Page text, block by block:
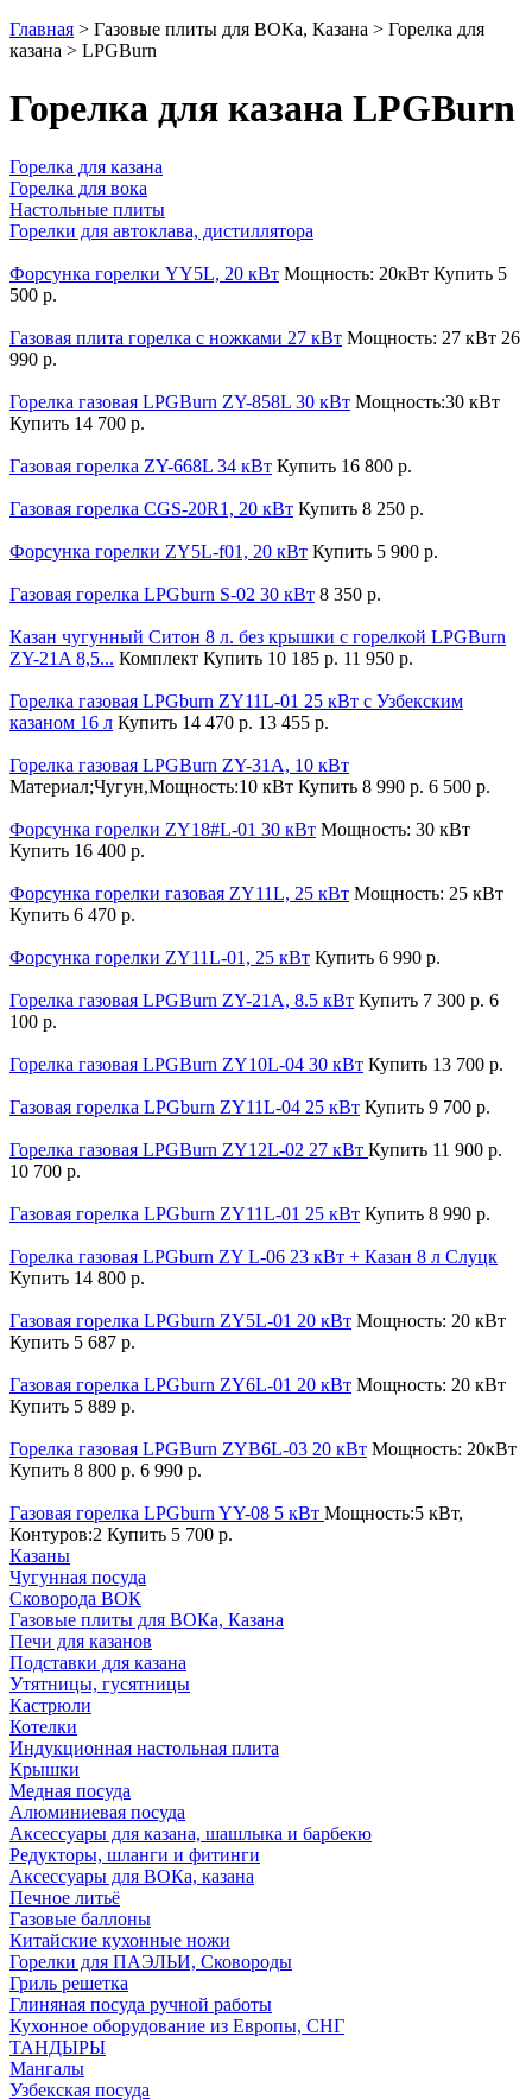
Главная > Газовые плиты для ВОКа, Казана > Горелка для
казана > LPGBurn
Горелка для казана LPGBurn
Горелка для казана
Горелка для вока
Настольные плиты
Горелки для автоклава, дистиллятора
Форсунка горелки YY5L, 20 кВт Мощность: 20кВт Купить 5
500 р.
Газовая плита горелка c ножками 27 кВт Мощность: 27 кВт 26
990 р.
Горелка газовая LPGBurn ZY-858L 30 кВт Мощность:30 кВт
Купить 14 700 р.
Газовая горелка ZY-668L 34 кВт Купить 16 800 р.
Газовая горелка CGS-20R1, 20 кВт Купить 8 250 р.
Форсунка горелки ZY5L-f01, 20 кВт Купить 5 900 р.
Газовая горелка LPGburn S-02 30 кВт 8 350 р.
Казан чугунный Ситон 8 л. без крышки с горелкой LPGBurn
ZY-21A 8,5... Комплект Купить 10 185 р. 11 950 р.
Горелка газовая LPGburn ZY11L-01 25 кВт с Узбекским
казаном 16 л Купить 14 470 р. 13 455 р.
Горелка газовая LPGBurn ZY-31A, 10 кВт
Материал;Чугун,Мощность:10 кВт Купить 8 990 р. 6 500 р.
Форсунка горелки ZY18#L-01 30 кВт Мощность: 30 кВт
Купить 16 400 р.
Форсунка горелки газовая ZY11L, 25 кВт Мощность: 25 кВт
Купить 6 470 р.
Форсунка горелки ZY11L-01, 25 кВт Купить 6 990 р.
Горелка газовая LPGBurn ZY-21A, 8.5 кВт Купить 7 300 р. 6
100 р.
Горелка газовая LPGBurn ZY10L-04 30 кВт Купить 13 700 р.
Газовая горелка LPGburn ZY11L-04 25 кВт Купить 9 700 р.
Горелка газовая LPGBurn ZY12L-02 27 кВт Купить 11 900 р.
10 700 р.
Газовая горелка LPGburn ZY11L-01 25 кВт Купить 8 990 р.
Горелка газовая LPGburn ZY L-06 23 кВт + Казан 8 л Слуцк
Купить 14 800 р.
Газовая горелка LPGburn ZY5L-01 20 кВт Мощность: 20 кВт
Купить 5 687 р.
Газовая горелка LPGburn ZY6L-01 20 кВт Мощность: 20 кВт
Купить 5 889 р.
Горелка газовая LPGBurn ZYB6L-03 20 кВт Мощность: 20кВт
Купить 8 800 р. 6 990 р.
Газовая горелка LPGburn YY-08 5 кВт Мощность:5 кВт,
Контуров:2 Купить 5 700 р.
Казаны
Чугунная посуда
Сковорода ВОК
Газовые плиты для ВОКа, Казана
Печи для казанов
Подставки для казана
Утятницы, гусятницы
Кастрюли
Котелки
Индукционная настольная плита
Крышки
Медная посуда
Алюминиевая посуда
Аксессуары для казана, шашлыка и барбекю
Редукторы, шланги и фитинги
Аксессуары для ВОКа, казана
Печное литьё
Газовые баллоны
Китайские кухонные ножи
Горелки для ПАЭЛЬИ, Сковороды
Гриль решетка
Глиняная посуда ручной работы
Кухонное оборудование из Европы, СНГ
ТАНДЫРЫ
Мангалы
Узбекская посуда